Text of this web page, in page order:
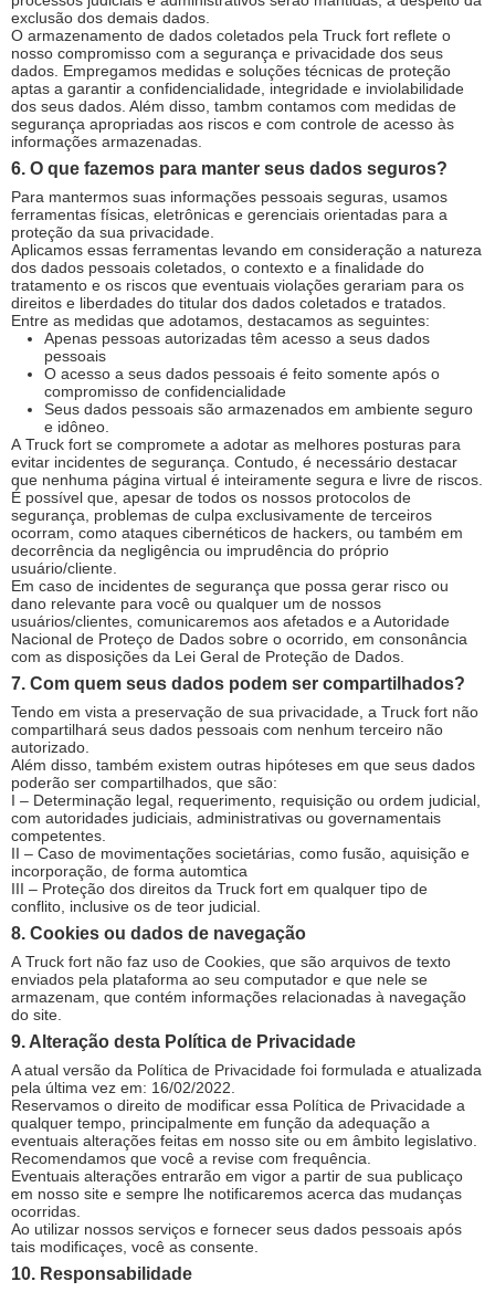
exclusão dos demais dados.
O armazenamento de dados coletados pela Truck fort reflete o
nosso compromisso com a segurança e privacidade dos seus
dados. Empregamos medidas e soluções técnicas de proteção
aptas a garantir a confidencialidade, integridade e inviolabilidade
dos seus dados. Além disso, tambm contamos com medidas de
segurança apropriadas aos riscos e com controle de acesso às
informações armazenadas.
6. O que fazemos para manter seus dados seguros?
Para mantermos suas informações pessoais seguras, usamos
ferramentas físicas, eletrônicas e gerenciais orientadas para a
proteção da sua privacidade.
Aplicamos essas ferramentas levando em consideração a natureza
dos dados pessoais coletados, o contexto e a finalidade do
tratamento e os riscos que eventuais violações gerariam para os
direitos e liberdades do titular dos dados coletados e tratados.
Entre as medidas que adotamos, destacamos as seguintes:
Apenas pessoas autorizadas têm acesso a seus dados
pessoais
O acesso a seus dados pessoais é feito somente após o
compromisso de confidencialidade
Seus dados pessoais são armazenados em ambiente seguro
e idôneo.
A Truck fort se compromete a adotar as melhores posturas para
evitar incidentes de segurança. Contudo, é necessário destacar
que nenhuma página virtual é inteiramente segura e livre de riscos.
É possível que, apesar de todos os nossos protocolos de
segurança, problemas de culpa exclusivamente de terceiros
ocorram, como ataques cibernéticos de hackers, ou também em
decorrência da negligência ou imprudência do próprio
usuário/cliente.
Em caso de incidentes de segurança que possa gerar risco ou
dano relevante para você ou qualquer um de nossos
usuários/clientes, comunicaremos aos afetados e a Autoridade
Nacional de Proteço de Dados sobre o ocorrido, em consonância
com as disposições da Lei Geral de Proteção de Dados.
7. Com quem seus dados podem ser compartilhados?
Tendo em vista a preservação de sua privacidade, a Truck fort não
compartilhará seus dados pessoais com nenhum terceiro não
autorizado.
Além disso, também existem outras hipóteses em que seus dados
poderão ser compartilhados, que são:
I – Determinação legal, requerimento, requisição ou ordem judicial,
com autoridades judiciais, administrativas ou governamentais
competentes.
II – Caso de movimentações societárias, como fusão, aquisição e
incorporação, de forma automtica
III – Proteção dos direitos da Truck fort em qualquer tipo de
conflito, inclusive os de teor judicial.
8. Cookies ou dados de navegação
A Truck fort não faz uso de Cookies, que são arquivos de texto
enviados pela plataforma ao seu computador e que nele se
armazenam, que contém informações relacionadas à navegação
do site.
9. Alteração desta Política de Privacidade
A atual versão da Política de Privacidade foi formulada e atualizada
pela última vez em: 16/02/2022.
Reservamos o direito de modificar essa Política de Privacidade a
qualquer tempo, principalmente em função da adequação a
eventuais alterações feitas em nosso site ou em âmbito legislativo.
Recomendamos que você a revise com frequência.
Eventuais alterações entrarão em vigor a partir de sua publicaço
em nosso site e sempre lhe notificaremos acerca das mudanças
ocorridas.
Ao utilizar nossos serviços e fornecer seus dados pessoais após
tais modificaçes, você as consente.
10. Responsabilidade